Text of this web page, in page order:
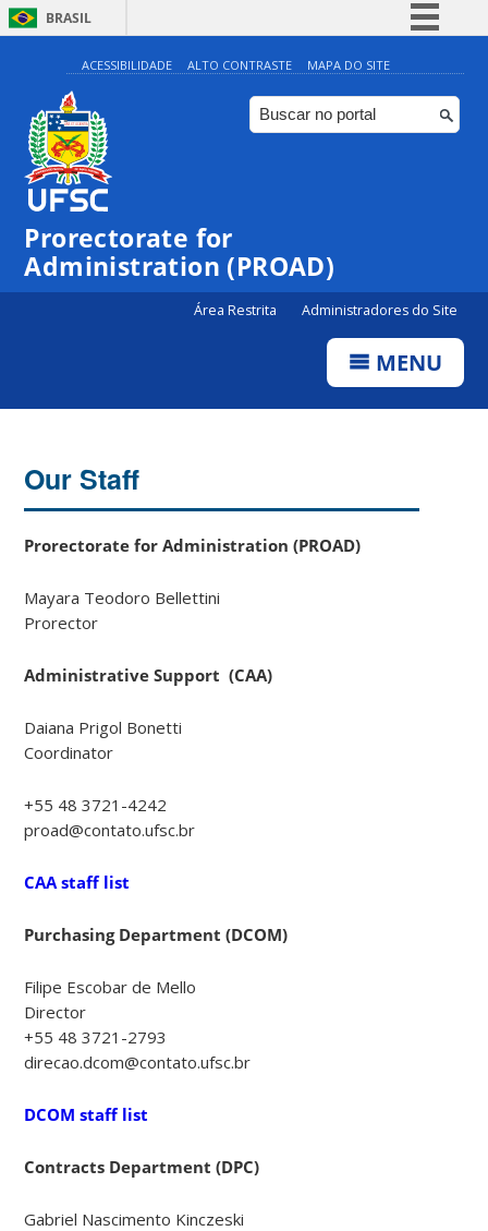
BRASIL
Simplifique!
Comunica BR
Participe
ACESSIBILIDADE ALTO CONTRASTE MAPA DO SITE
Prorectorate for
Administration (PROAD)
Área Restrita Administradores do Site
MENU
Our Staff
Prorectorate for Administration (PROAD)
Mayara Teodoro Bellettini
Prorector
Administrative Support (CAA)
Daiana Prigol Bonetti
Coordinator
+55 48 3721-4242
proad@contato.ufsc.br
CAA staff list
Purchasing Department (DCOM)
Filipe Escobar de Mello
Director
+55 48 3721-2793
direcao.dcom@contato.ufsc.br
DCOM staff list
Contracts Department(DPC)
Gabriel Nascimento Kinczeski